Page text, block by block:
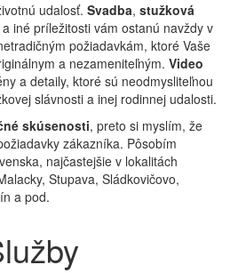
udalosť. Svadba, stužková
a iné príležitosti vám ostanú navždy v
požiadavkám, ktoré Vaše
a nezameniteľným. Video
a detaily, ktoré sú neodmysliteľnou
slávnosti a inej rodinnej udalosti.
skúsenosti, preto si myslím, že
zákazníka. Pôsobím
najčastejšie v lokalitách
Stupava, Sládkovičovo,
a pod.